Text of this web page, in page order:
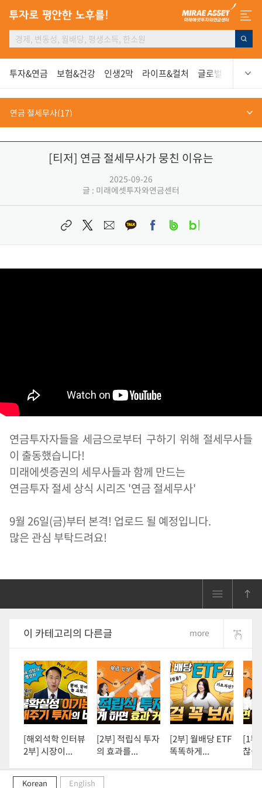
투자&연금 보험&건강 인생2막 라이프&컬처 글로벌 보고서
[티저] 연금 절세무사가 뭉친 이유는
2025-09-26
글 : 미래에셋투자와연금센터
연금투자자들을 세금으로부터 구하기 위해 절세무사들
이 출동했습니다!
미래에셋증권의 세무사들과 함께 만드는
연금투자 절세 상식 시리즈 '연금 절세무사'
9월 26일(금)부터 본격! 업로드 될 예정입니다.
많은 관심 부탁드려요!
이 카테고리의 다른글 more
[해외석학 인터뷰
2부] 시장이...
[2부] 적립식 투자
의 효과를...
[2부] 월배당 ETF
똑똑하게...
[1부
찮을
Korean English